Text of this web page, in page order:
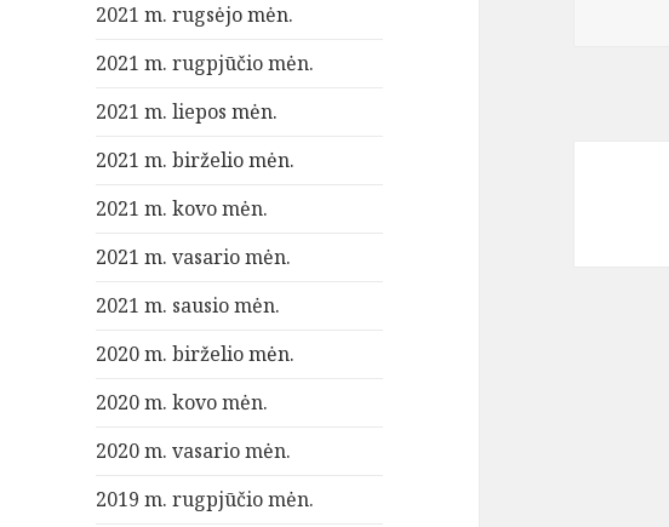
2021 m. rugsėjo mėn.
2021 m. rugpjūčio mėn.
2021 m. liepos mėn.
2021 m. birželio mėn.
2021 m. kovo mėn.
2021 m. vasario mėn.
2021 m. sausio mėn.
2020 m. birželio mėn.
2020 m. kovo mėn.
2020 m. vasario mėn.
2019 m. rugpjūčio mėn.